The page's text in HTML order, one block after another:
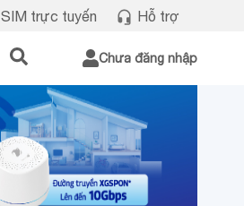
trực tuyến Hỗ trợ
Chưa đăng nhập